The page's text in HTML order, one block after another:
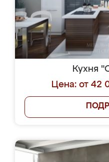
Кухня
Цена: от 42